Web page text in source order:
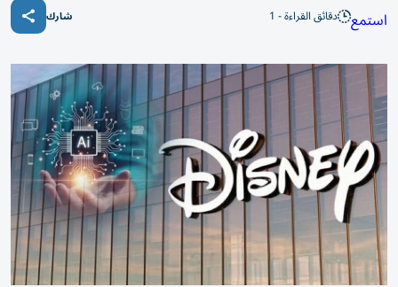
استمع دقائق القراءة - 1 شارك